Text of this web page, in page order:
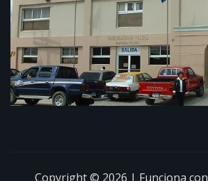
Copyright © 2026 | Funciona con